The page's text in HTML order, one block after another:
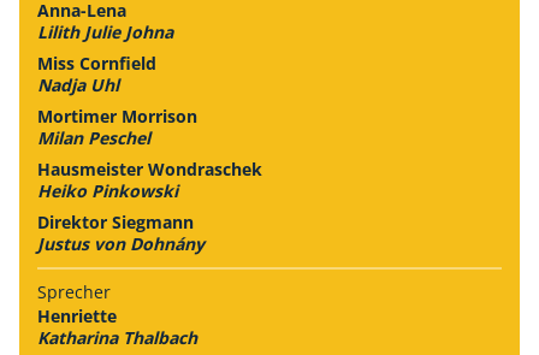
Anna-Lena
Lilith Julie Johna
Miss Cornfield
Nadja Uhl
Mortimer Morrison
Milan Peschel
Hausmeister Wondraschek
Heiko Pinkowski
Direktor Siegmann
Justus von Dohnány
Sprecher
Henriette
Katharina Thalbach